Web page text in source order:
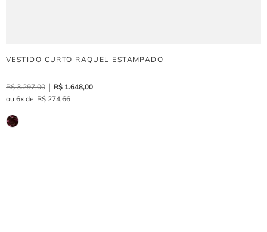
VESTIDO CURTO RAQUEL ESTAMPADO
R$ 3.297,00 R$ 1.648,00
6
R$ 274,66